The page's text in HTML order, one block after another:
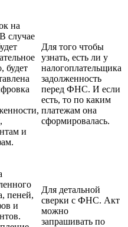
на
случае
будет
и
Для того чтобы
узнать, есть ли у
налогоплательщика
задолженность
перед ФНС. И если
есть, то по каким
платежам она
сформировалась.
пеней,
и
Для детальной
сверки с ФНС. Акт
можно
запрашивать по